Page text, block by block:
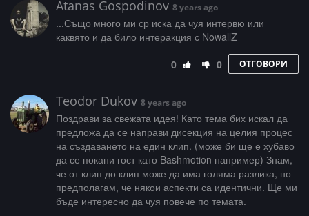
Atanas Gospodinov 8 years ago
...Също много ми ср иска да чуя интервю или
каквято и да било интеракция с NowallZ
0 0 ОТГОВОРИ
Teodor Dukov 8 years ago
Поздрави за свежата идея! Като тема бих искал да
предложа да се направи дисекция на целия процес
на създаването на един клип. (може би ще е хубаво
да се покани гост като Bashmotion например) Знам,
че от клип до клип може да има голяма разлика, но
предполагам, че някои аспекти са идентични. Ще ми
бъде интересно да чуя повече по темата.